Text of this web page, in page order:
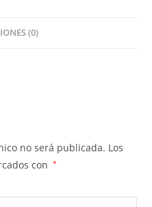
(0)
no será publicada. Los
con
*